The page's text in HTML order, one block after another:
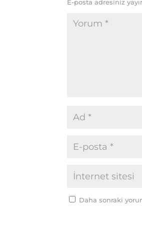
E-posta adresiniz
Daha sonraki